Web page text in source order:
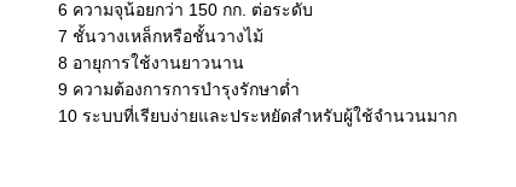
6 ความจุน้อยกว่า 150 กก. ต่อระดับ
7 ชั้นวางเหล็กหรือชั้นวางไม้
8 อายุการใช้งานยาวนาน
9 ความต้องการการบำรุงรักษาต่ำ
10 ระบบที่เรียบง่ายและประหยัดสำหรับผู้ใช้จำนวนมาก